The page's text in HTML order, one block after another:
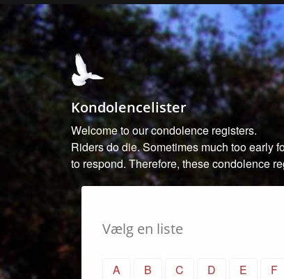
Kondolencelister
Welcome to our condolence registers.
Riders do die. Sometimes much too early
to respond. Therefore, these condolence
Vælg en liste
A B C D E F